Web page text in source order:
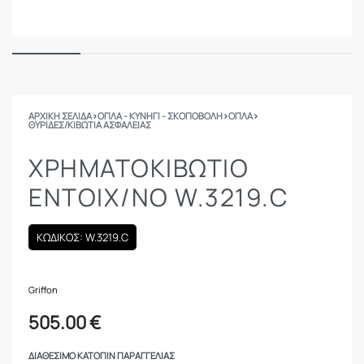
ΑΡΧΙΚΉ ΣΕΛΊΔΑ›ΟΠΛΑ - ΚΥΝΗΓΙ - ΣΚΟΠΟΒΟΛΗ›ΟΠΛΑ›
ΘΥΡΊΔΕΣ/ΚΙΒΏΤΙΑ ΑΣΦΑΛΕΊΑΣ
ΧΡΗΜΑΤΟΚΙΒΏΤΙΟ
ΕΝΤΟΙΧ/ΝΟ W.3219.C
ΚΩΔΙΚΟΣ: W.3219.C
Griffon
505.00€
ΔΙΑΘΈΣΙΜΟ ΚΑΤΌΠΙΝ ΠΑΡΑΓΓΕΛΊΑΣ